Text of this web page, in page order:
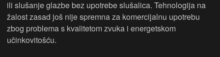
ili slušanje glazbe bez upotrebe slušalica. Tehnologija na
žalost zasad još nije spremna za komercijalnu upotrebu
zbog problema s kvalitetom zvuka i energetskom
učinkovitošću.